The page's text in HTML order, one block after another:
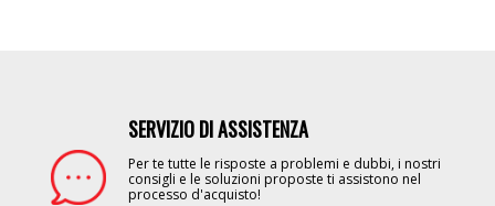
SERVIZIO DI ASSISTENZA
Per te tutte le risposte a problemi e dubbi, i nostri
consigli e le soluzioni proposte ti assistono nel
processo d'acquisto!